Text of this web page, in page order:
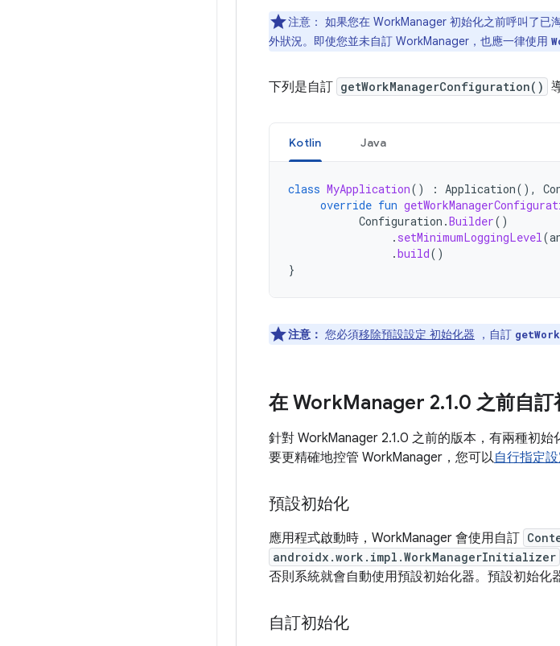
注意： 如果您在 WorkManager 初始化之前呼叫了已
外狀況。即使您並未自訂 WorkManager，也應一律使用
下列是自訂 getWorkManagerConfiguration()
Kotlin Java
class MyApplication() : Application(),
override fun
Configuration .Builder()
. setMinimumLoggingLevel(
.build()
}
注意： 您必須移除預設設定 初始化器 ，自訂
在 WorkManager 2.1.0 之前自訂
針對 WorkManager 2.1.0 之前的版本，有兩種初始
要更精確地控管 WorkManager，您可以自行指定
預設初始化
應用程式啟動時，WorkManager 會使用自訂
androidx.work.impl.WorkManagerInitializer
否則系統就會自動使用預設初始化器。預設初始化
自訂初始化